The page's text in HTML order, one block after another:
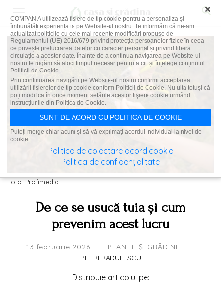
Foto: Profimedia
De ce se usucă tuia și cum
prevenim acest lucru
13 februarie 2026 PLANTE ȘI GRĂDINI
PETRI RADULESCU
Distribuie articolul pe:
×
COMPANIA utilizează fişiere de tip cookie pentru a personaliza și
îmbunătăți experiența ta pe Website-ul nostru. Te informăm că ne-am
actualizat politicile cu cele mai recente modificări propuse de
Regulamentul (UE) 2016/679 privind protecția persoanelor fizice în ceea
ce privește prelucrarea datelor cu caracter personal și privind libera
circulație a acestor date. Înainte de a continua navigarea pe Website-ul
nostru te rugăm să aloci timpul necesar pentru a citi și înțelege conținutul
Politicii de Cookie.
Prin continuarea navigării pe Website-ul nostru confirmi acceptarea
utilizării fişierelor de tip cookie conform Politicii de Cookie. Nu uita totuși că
poți modifica în orice moment setările acestor fişiere cookie urmând
instrucțiunile din Politica de Cookie.
SUNT DE ACORD CU POLITICA DE COOKIE
Puteți merge chiar acum și să vă exprimați acordul individual la nivel de
cookie:
Politica de colectare acord cookie
Politica de confidențialitate